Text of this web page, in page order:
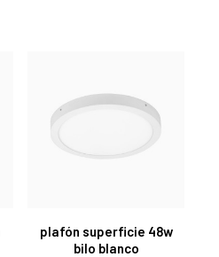
plafón superficie 48w
bilo blanco